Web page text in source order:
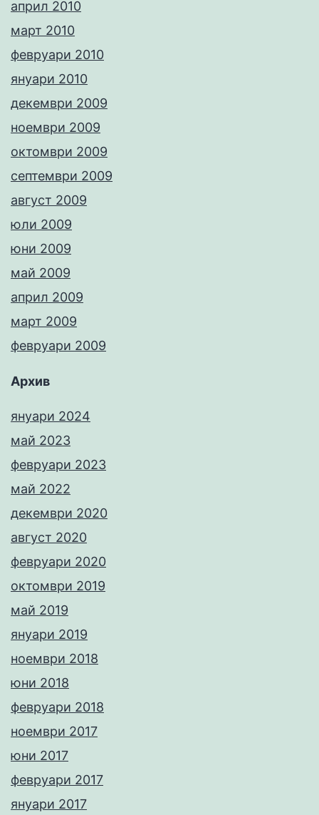
април 2010
март 2010
февруари 2010
януари 2010
декември 2009
ноември 2009
октомври 2009
септември 2009
август 2009
юли 2009
юни 2009
май 2009
април 2009
март 2009
февруари 2009
Архив
януари 2024
май 2023
февруари 2023
май 2022
декември 2020
август 2020
февруари 2020
октомври 2019
май 2019
януари 2019
ноември 2018
юни 2018
февруари 2018
ноември 2017
юни 2017
февруари 2017
януари 2017